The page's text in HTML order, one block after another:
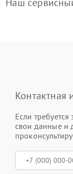
Контактная
Если требуется
свои данные и